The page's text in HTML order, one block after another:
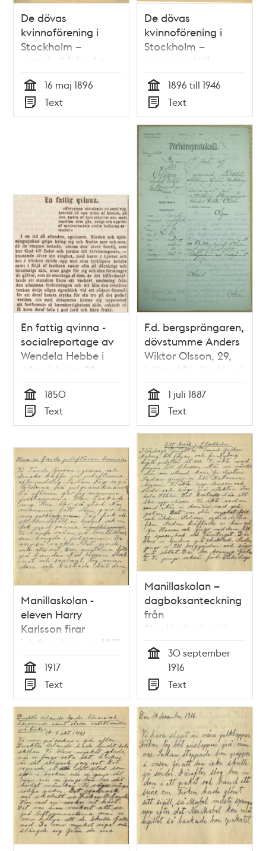
De dövas
kvinnoförening i
Stockholm –
protokoll från det
första styrelsemötet
1896
Tid
16 maj 1896
Typ
Text
De dövas
kvinnoförening i
Stockholm –
minnesord till
föreningens
grundare Maria
Forsell 1946
Tid
1896 till 1946
Typ
Text
En fattig qvinna -
socialreportage av
Wendela Hebbe i
Aftonbladet 22
februari 1850
Tid
1850
Typ
Text
F.d. bergsprängaren,
dövstumme Anders
Wiktor Olsson, 29,
häktad för lösdriveri
den 1 juli 1887 -
polisförhör
Tid
1 juli 1887
Typ
Text
Manillaskolan -
eleven Harry
Karlsson firar
julafton hemma 1917
Tid
1917
Typ
Text
Manillaskolan –
dagboksanteckning
från
Stockholmsbesök
1916
30 september
1916
Typ
Text